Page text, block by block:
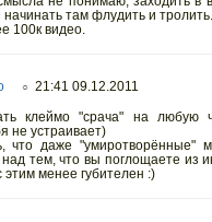
начинать там флудить и
100к видео.
○ 21:41 09.12.2011
клеймо "срача" на любую
не устраивает)
что даже "умиротворённые"
тем, что вы поглощаете из
этим менее губителен :)